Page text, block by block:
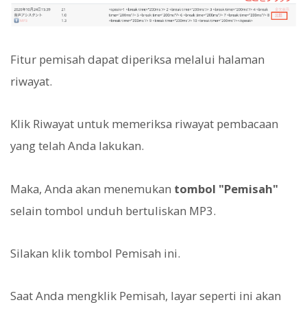
Fitur pemisah dapat diperiksa melalui halaman
riwayat.
Klik Riwayat untuk memeriksa riwayat pembacaan
yang telah Anda lakukan.
Maka, Anda akan menemukan tombol "Pemisah"
selain tombol unduh bertuliskan MP3.
Silakan klik tombol Pemisah ini.
Saat Anda mengklik Pemisah, layar seperti ini akan